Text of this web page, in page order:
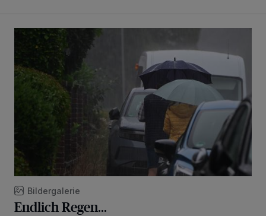
Endlich Regen...
Bildergalerie
Endlich Regen...